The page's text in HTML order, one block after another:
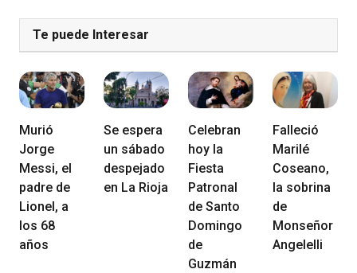
Te puede Interesar
Murió
Jorge
Messi, el
padre de
Lionel, a
los 68
años
Se espera
un sábado
despejado
en La Rioja
Celebran
hoy la
Fiesta
Patronal
de Santo
Domingo
de
Guzmán
Falleció
Marilé
Coseano,
la sobrina
de
Monseñor
Angelelli